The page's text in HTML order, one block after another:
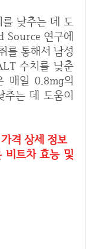
낮추는 데 도
Source 연구에
를 통해서 남성
수치를 낮춘
매일 0.8mg의
추는 데 도움이
격 상세 정보